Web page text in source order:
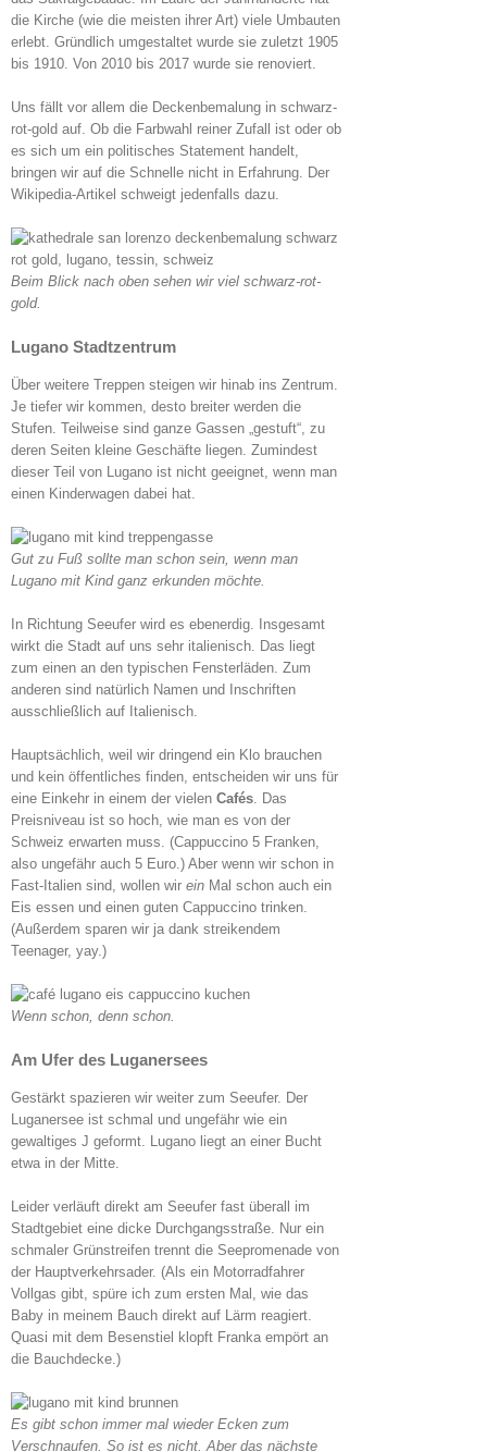
die Kirche (wie die meisten ihrer Art) viele Umbauten
erlebt. Gründlich umgestaltet wurde sie zuletzt 1905
bis 1910. Von 2010 bis 2017 wurde sie renoviert.
Uns fällt vor allem die Deckenbemalung in schwarz-
rot-gold auf. Ob die Farbwahl reiner Zufall ist oder ob
es sich um ein politisches Statement handelt,
bringen wir auf die Schnelle nicht in Erfahrung. Der
Wikipedia-Artikel schweigt jedenfalls dazu.
Beim Blick nach oben sehen wir viel schwarz-rot-
gold.
Lugano Stadtzentrum
Über weitere Treppen steigen wir hinab ins Zentrum.
Je tiefer wir kommen, desto breiter werden die
Stufen. Teilweise sind ganze Gassen „gestuft“, zu
deren Seiten kleine Geschäfte liegen. Zumindest
dieser Teil von Lugano ist nicht geeignet, wenn man
einen Kinderwagen dabei hat.
Gut zu Fuß sollte man schon sein, wenn man
Lugano mit Kind ganz erkunden möchte.
In Richtung Seeufer wird es ebenerdig. Insgesamt
wirkt die Stadt auf uns sehr italienisch. Das liegt
zum einen an den typischen Fensterläden. Zum
anderen sind natürlich Namen und Inschriften
ausschließlich auf Italienisch.
Hauptsächlich, weil wir dringend ein Klo brauchen
und kein öffentliches finden, entscheiden wir uns für
eine Einkehr in einem der vielen Cafés . Das
Preisniveau ist so hoch, wie man es von der
Schweiz erwarten muss. (Cappuccino 5 Franken,
also ungefähr auch 5 Euro.) Aber wenn wir schon in
Fast-Italien sind, wollen wir ein Mal schon auch ein
Eis essen und einen guten Cappuccino trinken.
(Außerdem sparen wir ja dank streikendem
Teenager, yay.)
Wenn schon, denn schon.
Am Ufer des Luganersees
Gestärkt spazieren wir weiter zum Seeufer. Der
Luganersee ist schmal und ungefähr wie ein
gewaltiges J geformt. Lugano liegt an einer Bucht
etwa in der Mitte.
Leider verläuft direkt am Seeufer fast überall im
Stadtgebiet eine dicke Durchgangsstraße. Nur ein
schmaler Grünstreifen trennt die Seepromenade von
der Hauptverkehrsader. (Als ein Motorradfahrer
Vollgas gibt, spüre ich zum ersten Mal, wie das
Baby in meinem Bauch direkt auf Lärm reagiert.
Quasi mit dem Besenstiel klopft Franka empört an
die Bauchdecke.)
Es gibt schon immer mal wieder Ecken zum
Verschnaufen. So ist es nicht. Aber das nächste